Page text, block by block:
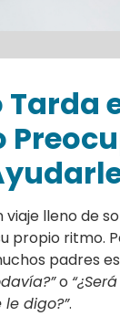
Tarda
viaje lleno de
propio ritmo.
padres
o
digo?”.